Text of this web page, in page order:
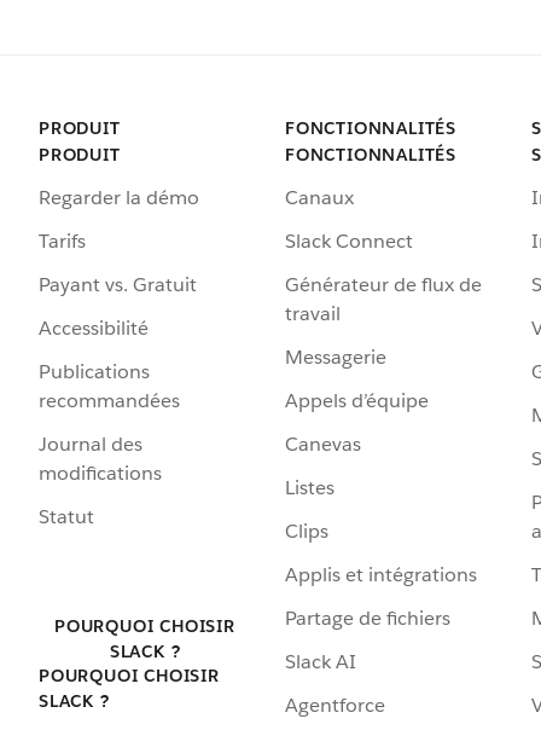
PRODUIT
PRODUIT
Regarder la démo
Tarifs
Payant vs. Gratuit
Accessibilité
Publications
recommandées
Journal des
modifications
Statut
POURQUOI CHOISIR
SLACK ?
POURQUOI CHOISIR
SLACK ?
FONCTIONNALITÉS
FONCTIONNALITÉS
Canaux
Slack Connect
Générateur de flux de
travail
Messagerie
Appels d’équipe
Canevas
Listes
Clips
Applis et intégrations
Partage de fichiers
Slack AI
Agentforce